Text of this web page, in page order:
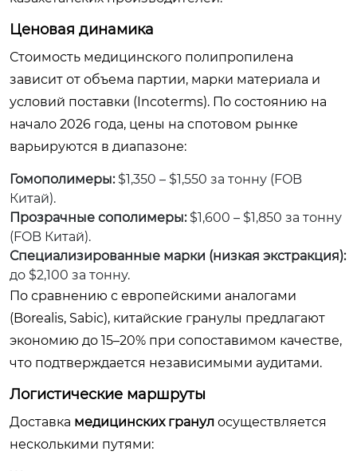
Ценовая динамика
Стоимость медицинского полипропилена
зависит от объема партии, марки материала и
условий поставки (Incoterms). По состоянию на
начало 2026 года, цены на спотовом рынке
варьируются в диапазоне:
Гомополимеры:$1,350 – $1,550 за тонну (FOB
Китай).
Прозрачные сополимеры:$1,600 – $1,850 за тонну
(FOB Китай).
Специализированные марки (низкая экстракция):
до $2,100 за тонну.
По сравнению с европейскими аналогами
(Borealis, Sabic), китайские гранулы предлагают
экономию до 15–20% при сопоставимом качестве,
что подтверждается независимыми аудитами.
Логистические маршруты
Доставка медицинских гранул осуществляется
несколькими путями: